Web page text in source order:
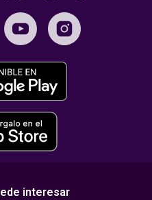
interesar